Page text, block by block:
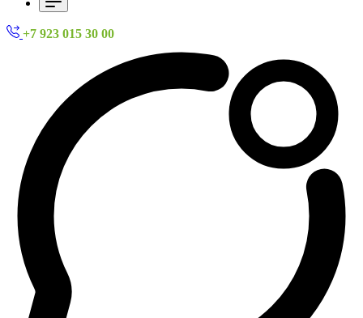
+7 923 015 30 00